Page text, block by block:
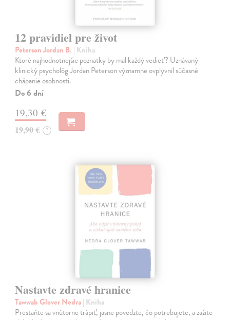
12 pravidiel pre život
Peterson Jordan B. | Kniha
Ktoré najhodnotnejšie poznatky by mal každý vedieť? Uznávaný
klinický psychológ Jordan Peterson významne ovplyvnil súčasné
chápanie osobnosti.
Do 6 dní
19,30 €
19,90 € ?
Nastavte zdravé hranice
Tawwab Glover Nedra| Kniha
Prestaňte sa vnútorne trápiť, jasne povedzte, čo potrebujete, a zažite